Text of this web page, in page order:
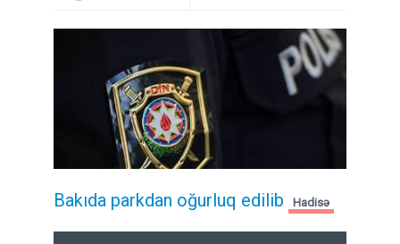
Bakıda parkdan oğurluq edilib Hadisə